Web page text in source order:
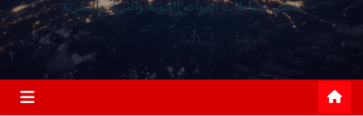
يغطي نشاطات القوات الجوية والبرية والبحرية